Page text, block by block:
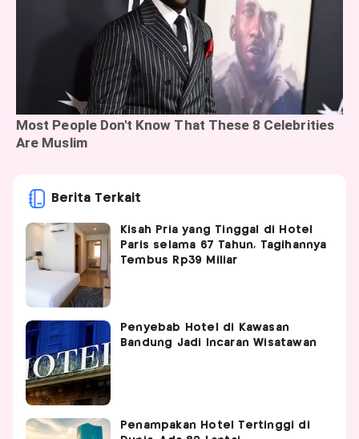
Berita Terkait
Kisah Pria yang Tinggal di Hotel
Paris selama 67 Tahun, Tagihannya
Tembus Rp39 Miliar
Penyebab Hotel di Kawasan
Bandung Jadi Incaran Wisatawan
Penampakan Hotel Tertinggi di